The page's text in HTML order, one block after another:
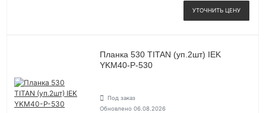
УТОЧНИТЬ ЦЕНУ
Планка 530 TITAN (уп.2шт) IEK
YKM40-P-530
Под заказ
Обновлено 06.08.2026